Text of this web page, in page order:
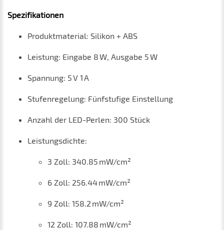
Spezifikationen
Produktmaterial: Silikon + ABS
Leistung: Eingabe 8 W, Ausgabe 5 W
Spannung: 5 V 1 A
Stufenregelung: Fünfstufige Einstellung
Anzahl der LED-Perlen: 300 Stück
Leistungsdichte:
3 Zoll: 340.85 mW/cm²
6 Zoll: 256.44 mW/cm²
9 Zoll: 158.2 mW/cm²
12 Zoll: 107.88 mW/cm²